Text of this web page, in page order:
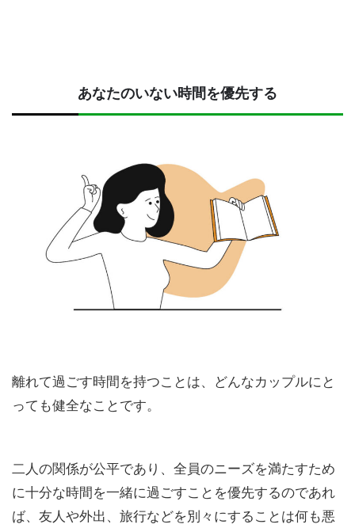
あなたのいない時間を優先する
離れて過ごす時間を持つことは、どんなカップルにと
っても健全なことです。
二人の関係が公平であり、全員のニーズを満たすため
に十分な時間を一緒に過ごすことを優先するのであれ
ば、友人や外出、旅行などを別々にすることは何も悪